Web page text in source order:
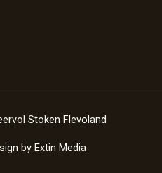
Stoken Flevoland
by Extin Media